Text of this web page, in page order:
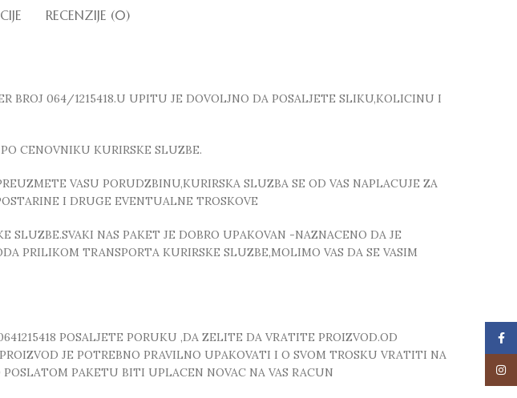
RECENZIJE (0)
BROJ 064/1215418.U UPITU JE DOVOLJNO DA POSALJETE SLIKU,KOLICINU I
CENOVNIKU KURIRSKE SLUZBE.
VASU PORUDZBINU,KURIRSKA SLUZBA SE OD VAS NAPLACUJE ZA
I DRUGE EVENTUALNE TROSKOVE
SLUZBE.SVAKI NAS PAKET JE DOBRO UPAKOVAN -NAZNACENO DA JE
PRILIKOM TRANSPORTA KURIRSKE SLUZBE,MOLIMO VAS DA SE VASIM
POSALJETE PORUKU ,DA ZELITE DA VRATITE PROIZVOD.OD
JE POTREBNO PRAVILNO UPAKOVATI I O SVOM TROSKU VRATITI NA
PAKETU BITI UPLACEN NOVAC NA VAS RACUN